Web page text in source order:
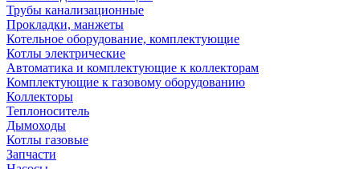
Трубы канализационные
Прокладки, манжеты
Котельное оборудование, комплектующие
Котлы электрические
Автоматика и комплектующие к коллекторам
Комплектующие к газовому оборудованию
Коллекторы
Теплоноситель
Дымоходы
Котлы газовые
Запчасти